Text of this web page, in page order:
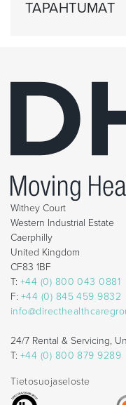
TAPAHTUMAT
Withey Court
Western Industrial Estate
Caerphilly
United Kingdom
CF83 1BF
T: +44 (0) 800 043 0881
F: +44 (0) 845 459 9832
24/7 Rental & Servicing,
T: +44 (0) 800 879 9289
Tietosuojaseloste